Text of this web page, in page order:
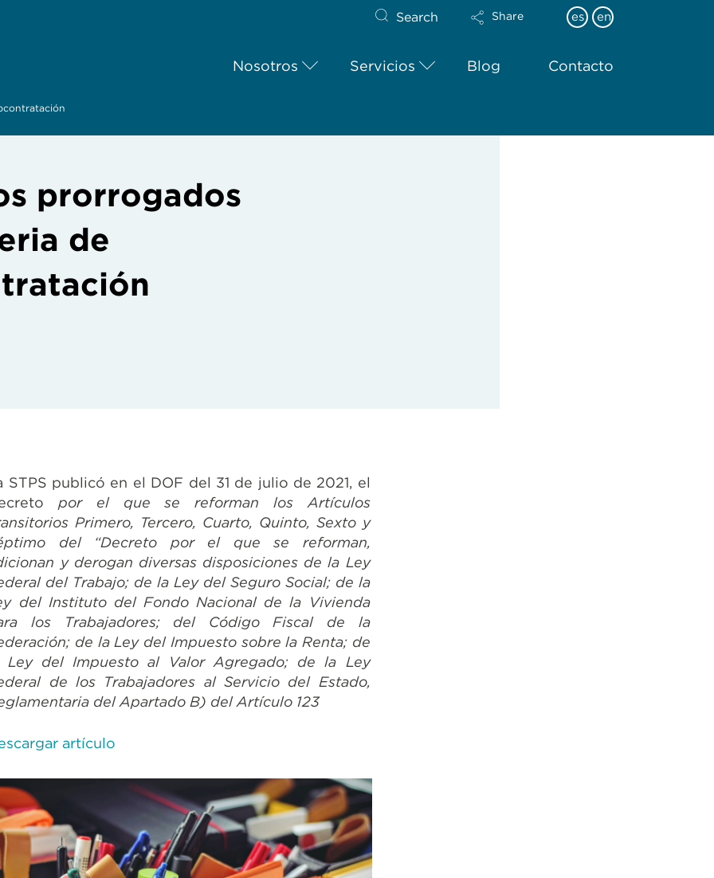
Search Share es en
Nosotros Servicios Blog Contacto
prorrogados
de
STPS publicó en el DOF del 31 de julio de 2021, el
por el que se reforman los Artículos
Primero, Tercero, Cuarto, Quinto, Sexto y
del “Decreto por el que se reforman,
y derogan diversas disposiciones de la Ley
del Trabajo; de la Ley del Seguro Social; de la
del Instituto del Fondo Nacional de la Vivienda
los Trabajadores; del Código Fiscal de la
de la Ley del Impuesto sobre la Renta; de
Ley del Impuesto al Valor Agregado; de la Ley
de los Trabajadores al Servicio del Estado,
del Apartado B) del Artículo 123
artículo